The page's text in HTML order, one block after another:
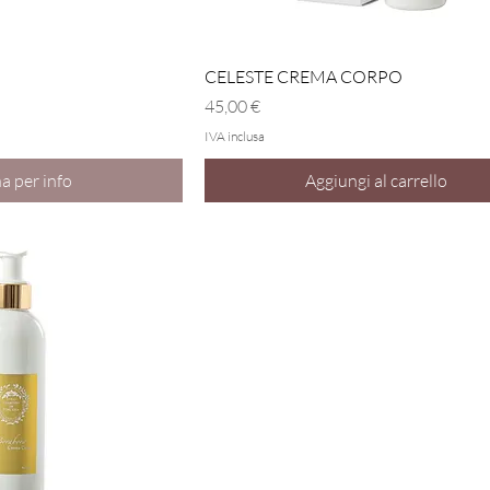
per info
Vista rapida
CELESTE CREMA CORPO
Prezzo
45,00 €
IVA inclusa
Aggiungi al carrello